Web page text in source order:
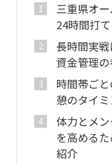
三重県オ
24時間打
長時間実
資金管理
時間帯ご
憩のタイ
体力とメ
を高める
紹介